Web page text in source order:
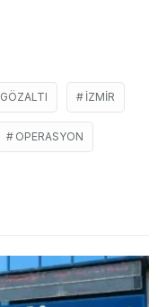
GÖZALTI IZMIR
OPERASYON